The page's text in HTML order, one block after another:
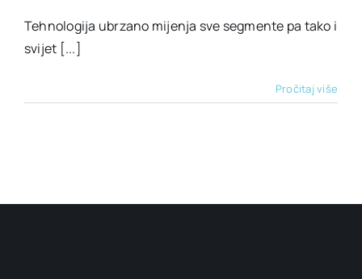
Tehnologija ubrzano mijenja sve segmente pa tako i
svijet [...]
Pročitaj više